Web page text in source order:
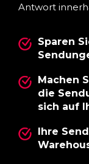
Antwort
Sparen
Machen
die
sich auf
Ihre